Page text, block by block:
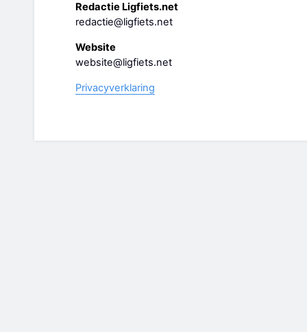
Redactie Ligfiets.net
redactie@ligfiets.net
Website
website@ligfiets.net
Privacyverklaring